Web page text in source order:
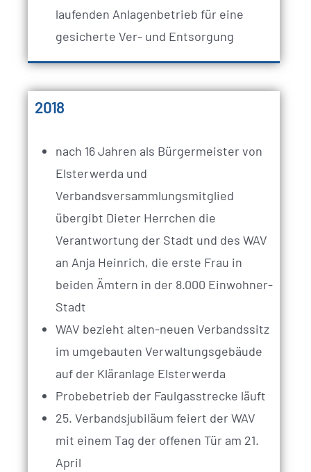
laufenden Anlagenbetrieb für eine
gesicherte Ver- und Entsorgung
2018
nach 16 Jahren als Bürgermeister von
Elsterwerda und
Verbandsversammlungsmitglied
übergibt Dieter Herrchen die
Verantwortung der Stadt und des WAV
an Anja Heinrich, die erste Frau in
beiden Ämtern in der 8.000 Einwohner-
Stadt
WAV bezieht alten-neuen Verbandssitz
im umgebauten Verwaltungsgebäude
auf der Kläranlage Elsterwerda
Probebetrieb der Faulgasstrecke läuft
25. Verbandsjubiläum feiert der WAV
mit einem Tag der offenen Tür am 21.
April